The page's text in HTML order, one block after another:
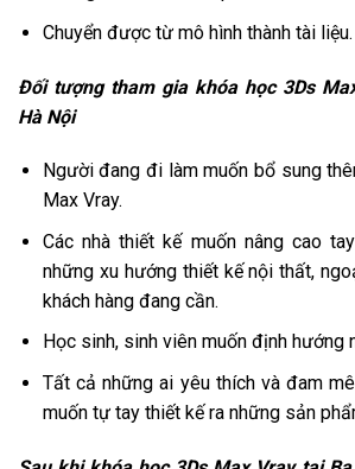
Chuyển được từ mô hình thành tài liệu.
Đối tượng tham gia khóa học 3Ds
Hà Nội
Người đang đi làm muốn bổ sung
Max Vray.
Các nhà thiết kế muốn nâng cao
những xu hướng thiết kế nội thất,
khách hàng đang cần.
Học sinh, sinh viên muốn định hướng
Tất cả những ai yêu thích và đam
muốn tự tay thiết kế ra những sản